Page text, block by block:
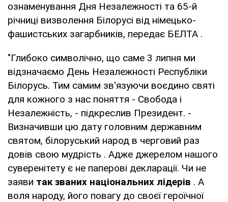
ознаменування Дня Незалежності та 65-й
річниці визволення Білорусі від німецько-
фашистських загарбників, передає БЕЛТА .
"Глибоко символічно, що саме 3 липня ми
відзначаємо День Незалежності Республіки
Білорусь. Тим самим зв'язуючи воєдино святі
для кожного з нас поняття - Свобода і
Незалежність, - підкреслив Президент. -
Визначивши цю дату головним державним
святом, білоруський народ в черговий раз
довів свою мудрість . Адже джерелом нашого
суверенітету є не паперові декларації. Чи не
заяви так званих національних лідерів . А
воля народу, його повагу до своєї героїчної